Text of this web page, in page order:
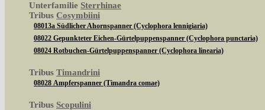
Unterfamilie Sterrhinae
Tribus Cosymbiini
08013a Südlicher Ahornspanner (Cyclophora lennigiaria)
08022 Gepunkteter Eichen-Gürtelpuppenspanner (Cyclophora punctaria)
08024 Rotbuchen-Gürtelpuppenspanner (Cyclophora linearia)
Tribus Timandrini
08028 Ampferspanner (Timandra comae)
Tribus Scopulini